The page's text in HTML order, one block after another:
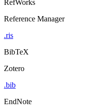
RefWorks
Reference Manager
.ris
BibTeX
Zotero
.bib
EndNote